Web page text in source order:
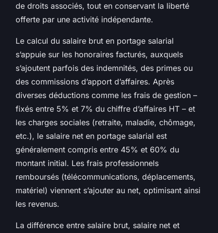
de droits associés, tout en conservant la liberté
offerte par une activité indépendante.
Le calcul du salaire brut en portage salarial
s’appuie sur les honoraires facturés, auxquels
s’ajoutent parfois des indemnités, des primes ou
des commissions d’apport d’affaires. Après
diverses déductions comme les frais de gestion –
fixés entre 5% et 7% du chiffre d’affaires HT – et
les charges sociales (retraite, maladie, chômage,
etc.), le salaire net en portage salarial est
généralement compris entre 45% et 60% du
montant initial. Les frais professionnels
remboursés (télécommunications, déplacements,
matériel) viennent s’ajouter au net, optimisant ainsi
les revenus.
La différence entre salaire brut, salaire net et